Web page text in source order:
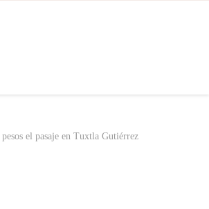
el pasaje en Tuxtla Gutiérrez